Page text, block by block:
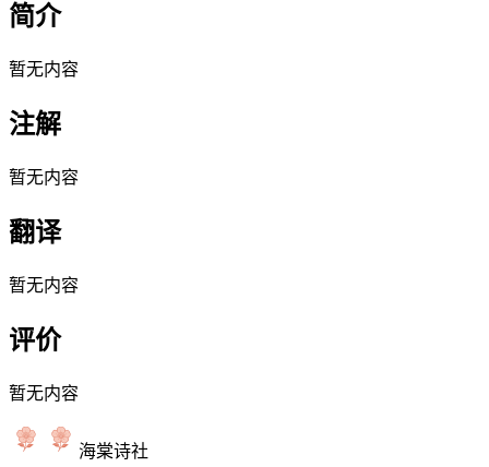
简介
暂无内容
注解
暂无内容
翻译
暂无内容
评价
暂无内容
海棠诗社